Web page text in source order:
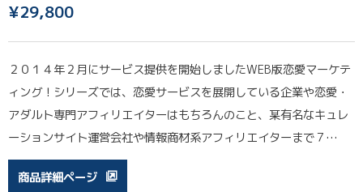
¥29,800
２０１４年２月にサービス提供を開始しましたWEB版恋愛マーケテ
ィング！シリーズでは、恋愛サービスを展開している企業や恋愛・
アダルト専門アフィリエイターはもちろんのこと、某有名なキュレ
ーションサイト運営会社や情報商材系アフィリエイターまで７…
商品詳細ページ